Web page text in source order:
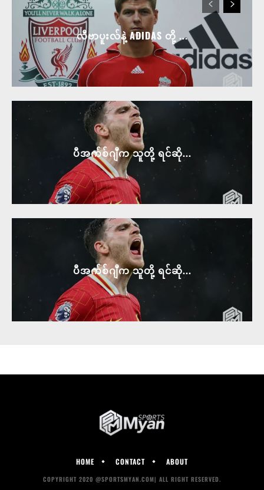
လီဗာပူးလ်နဲ့ ADIDAS တို့ ...
ပီအက်စ်ဂျီက သူတို့ ရင်ဆို...
ပီအက်စ်ဂျီက သူတို့ ရင်ဆို...
HOME CONTACT ABOUT
COPYRIGHT 2020 @SPORTSMYAN.COM| ALL RIGHT RESERVED.